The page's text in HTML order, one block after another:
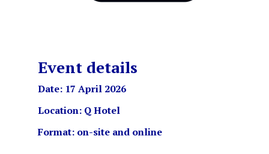
Event details
Date: 17 April 2026
Location: Q Hotel
Format: on-site and online